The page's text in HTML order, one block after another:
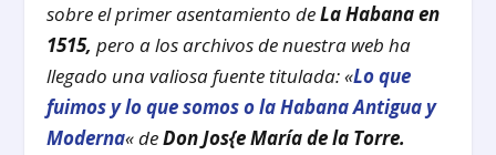
sobre el primer asentamiento deLa Habana en
1515, pero a los archivos de nuestra web ha
llegado una valiosa fuente titulada:«Lo que
fuimos y lo que somos o la Habana Antigua y
Moderna«deDon Jos{e María de la Torre.